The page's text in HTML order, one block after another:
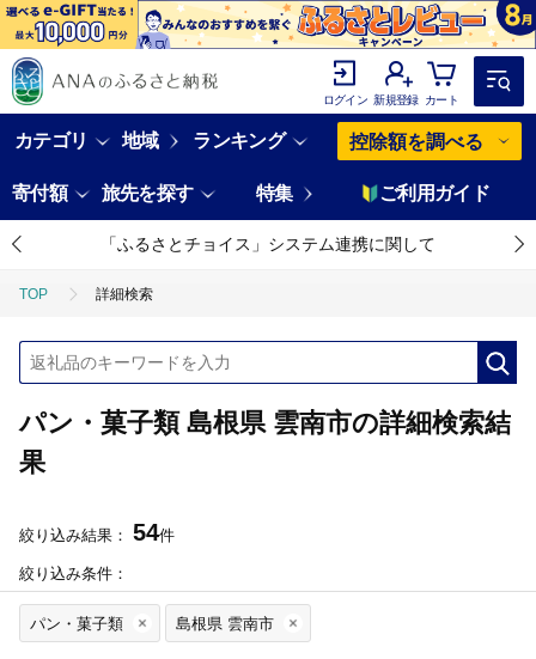
ログイン 新規登録 カート
カテゴリ 地域 ランキング 控除額を調べる
寄付額 旅先を探す 特集 ご利用ガイド
「ふるさとチョイス」システム連携に関して
TOP 詳細検索
パン・菓子類 島根県 雲南市の詳細検索結
果
絞り込み結果： 54件
絞り込み条件：
パン・菓子類 島根県 雲南市